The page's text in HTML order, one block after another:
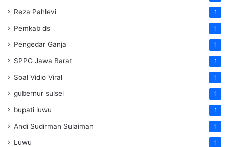
Reza Pahlevi 1
Pemkab ds 1
Pengedar Ganja 1
SPPG Jawa Barat 1
Soal Vidio Viral 1
gubernur sulsel 1
bupati luwu 1
Andi Sudirman Sulaiman 1
Luwu 1